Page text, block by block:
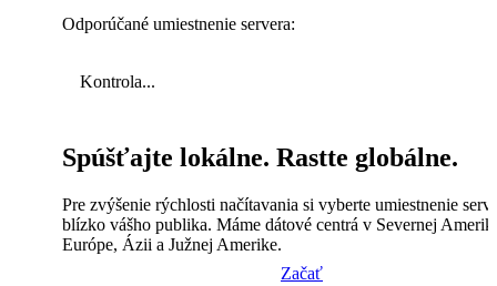
Odporúčané umiestnenie servera:
Kontrola...
Spúšťajte lokálne. Rastte globálne.
Pre zvýšenie rýchlosti načítavania si vyberte umiestnenie
blízko vášho publika. Máme dátové centrá v Severnej
Európe, Ázii a Južnej Amerike.
Začať